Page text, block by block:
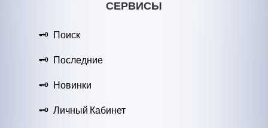
СЕРВИСЫ
Поиск
Последние
Новинки
Личный Кабинет